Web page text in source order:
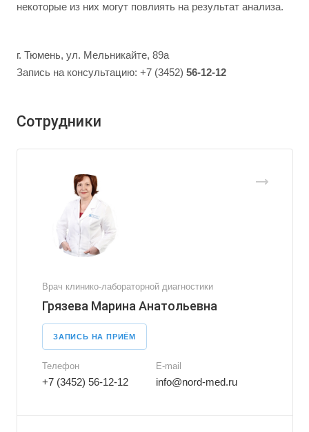
некоторые из них могут повлиять на результат анализа.
г. Тюмень, ул. Мельникайте, 89а
Запись на консультацию: +7 (3452) 56-12-12
Сотрудники
Врач клинико-лабораторной диагностики
Грязева Марина Анатольевна
ЗАПИСЬ НА ПРИЁМ
Телефон
+7 (3452) 56-12-12
E-mail
info@nord-med.ru